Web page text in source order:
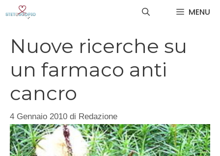
MENU
Nuove ricerche su
un farmaco anti
cancro
4 Gennaio 2010 di Redazione